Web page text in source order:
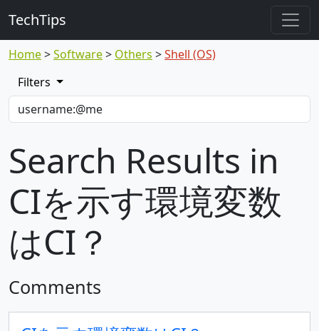
TechTips
Home Software Others
Shell (OS)
Filters
Search Results in
CIを示す環境変数
はCI？
Comments